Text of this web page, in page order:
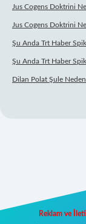
Jus Cogens Doktrini
Jus Cogens Doktrini
Şu Anda Trt Haber
Şu Anda Trt Haber
Dilan Polat Şule Neden
Reklam ve